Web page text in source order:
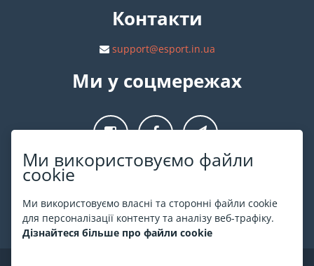
Ми використовуємо файли
cookie
Ми використовуємо власні та сторонні файли cookie
для персоналізації контенту та аналізу веб-трафіку.
Дізнайтеся більше про файли cookie
Контакти
support@esport.in.ua
Ми у соцмережах
Про ESPORT.in.ua
На ESPORT.in.ua представлена афіша Києва та інших міст
України. Всі квитки продаються офіційно. Ми працюємо
безпосередньо з касами.